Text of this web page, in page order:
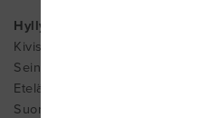
Hyllykallion Lääkintävoimistelu
Kivisaarentie 2
Seinäjoki
Etelä-Pohjanmaa 60510
Suomi